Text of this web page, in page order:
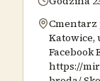
Cmentarz
Katowice,
Facebook
https://